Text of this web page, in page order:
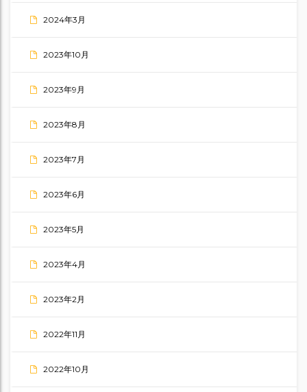
2024年3月
2023年10月
2023年9月
2023年8月
2023年7月
2023年6月
2023年5月
2023年4月
2023年2月
2022年11月
2022年10月